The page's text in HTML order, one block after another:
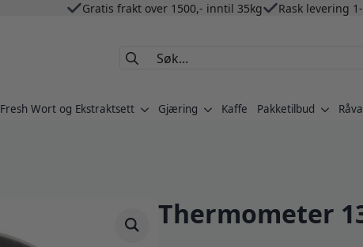
Gratis frakt over 1500,- inntil 35kg Rask levering
Search
Fresh Wort og Ekstraktsett Gjæring Kaffe Pakketilbud
Thermometer